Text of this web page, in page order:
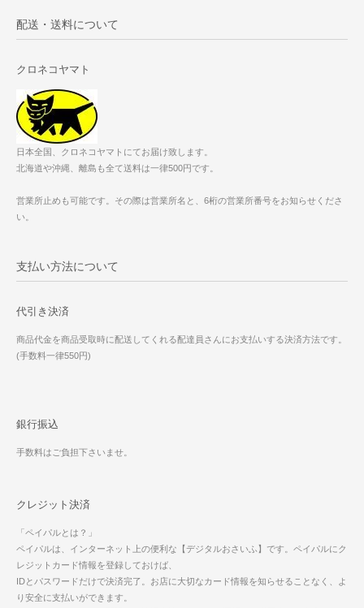
配送・送料について
クロネコヤマト
日本全国、クロネコヤマトにてお届け致します。
北海道や沖縄、離島も全て送料は一律500円です。
営業所止めも可能です。その際は営業所名と、6桁の営業所番号をお知らせくださ
い。
支払い方法について
代引き決済
商品代金を商品受取時に配送してくれる配達員さんにお支払いする決済方法です。
(手数料一律550円)
銀行振込
手数料はご負担下さいませ。
クレジット決済
「ペイパルとは？」
ペイパルは、インターネット上の便利な【デジタルおさいふ】です。ペイパルにク
レジットカード情報を登録しておけば、
IDとパスワードだけで決済完了。お店に大切なカード情報を知らせることなく、よ
り安全に支払いができます。